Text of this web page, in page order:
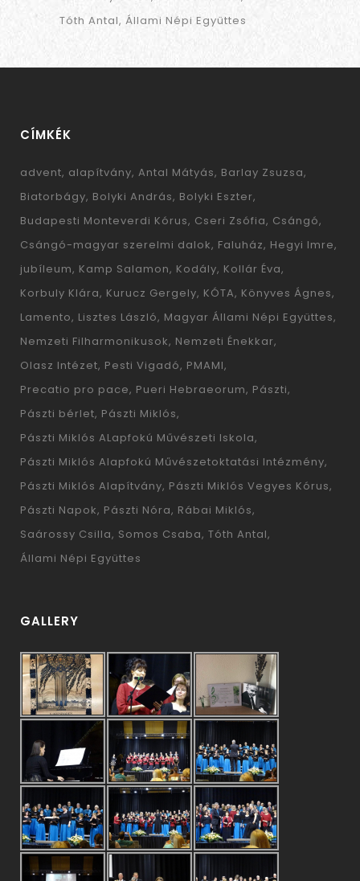
Tóth Antal Állami Népi Együttes
CÍMKÉK
advent alapítvány Antal Mátyás Barlay Zsuzsa
Biatorbágy Bolyki András Bolyki Eszter
Budapesti Monteverdi Kórus Cseri Zsófia Csángó
Csángó-magyar szerelmi dalok Faluház Hegyi Imre
jubíleum Kamp Salamon Kodály Kollár Éva
Korbuly Klára Kurucz Gergely KÓTA Könyves Ágnes
Lamento Lisztes László Magyar Állami Népi Együttes
Nemzeti Filharmonikusok Nemzeti Énekkar
Olasz Intézet Pesti Vigadó PMAMI
Precatio pro pace Pueri Hebraeorum Pászti
Pászti bérlet Pászti Miklós
Pászti Miklós ALapfokú Művészeti Iskola
Pászti Miklós Alapfokú Művészetoktatási Intézmény
Pászti Miklós Alapítvány Pászti Miklós Vegyes Kórus
Pászti Napok Pászti Nóra Rábai Miklós
Saárossy Csilla Somos Csaba Tóth Antal
Állami Népi Együttes
GALLERY